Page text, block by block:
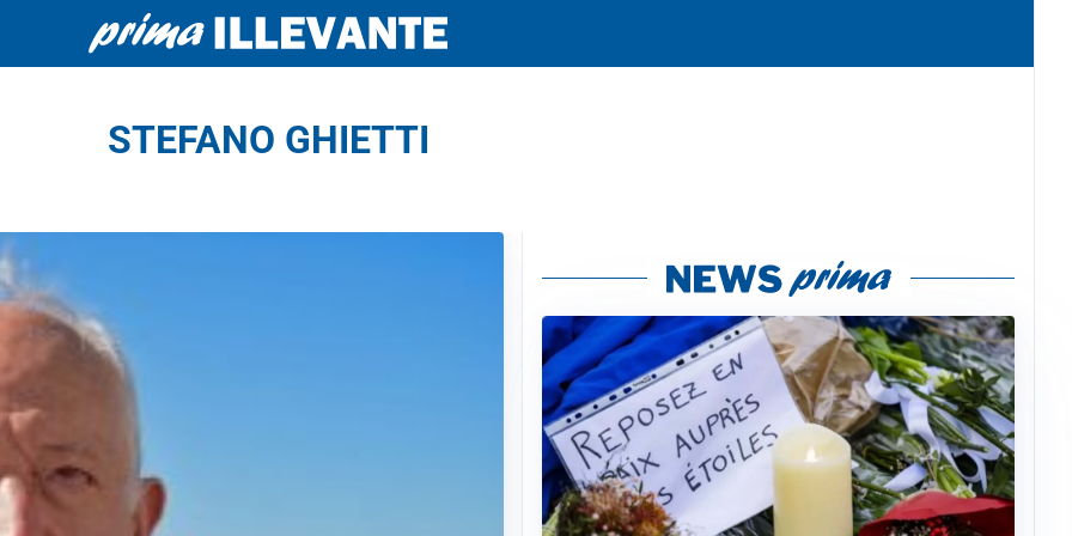
STEFANO GHIETTI